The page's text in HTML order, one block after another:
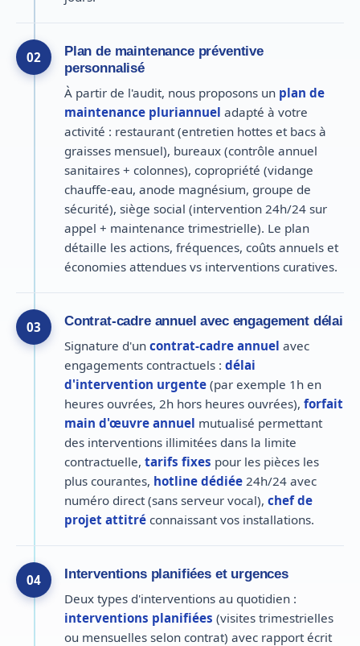
02
Plan de maintenance préventive
personnalisé
À partir de l'audit, nous proposons un plan de
maintenance pluriannuel adapté à votre
activité : restaurant (entretien hottes et bacs à
graisses mensuel), bureaux (contrôle annuel
sanitaires + colonnes), copropriété (vidange
chauffe-eau, anode magnésium, groupe de
sécurité), siège social (intervention 24h/24 sur
appel + maintenance trimestrielle). Le plan
détaille les actions, fréquences, coûts annuels et
économies attendues vs interventions curatives.
03 Contrat-cadre annuel avec engagement délai
Signature d'un contrat-cadre annuel avec
engagements contractuels : délai
d'intervention urgente (par exemple 1h en
heures ouvrées, 2h hors heures ouvrées), forfait
main d'œuvre annuel mutualisé permettant
des interventions illimitées dans la limite
contractuelle, tarifs fixes pour les pièces les
plus courantes, hotline dédiée 24h/24 avec
numéro direct (sans serveur vocal), chef de
projet attitré connaissant vos installations.
04 Interventions planifiées et urgences
Deux types d'interventions au quotidien :
interventions planifiées (visites trimestrielles
ou mensuelles selon contrat) avec rapport écrit